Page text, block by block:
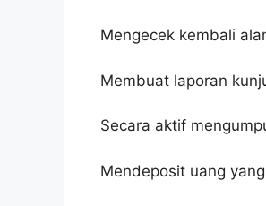
Mengecek kembali
Membuat laporan
Secara aktif
Mendeposit uang